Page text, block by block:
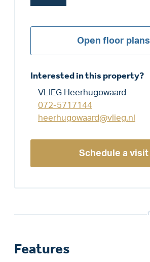
Open floor plans
Interested in this property?
VLIEG Heerhugowaard
072-5717144
heerhugowaard@vlieg.nl
Schedule a visit
Features